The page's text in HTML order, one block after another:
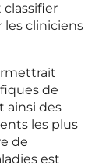
cliniciens
de
ainsi des
les plus
de
est